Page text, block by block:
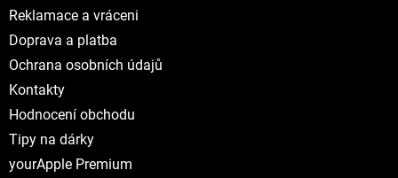
Reklamace a vráceni
Doprava a platba
Ochrana osobních údajů
Kontakty
Hodnocení obchodu
Tipy na dárky
yourApple Premium